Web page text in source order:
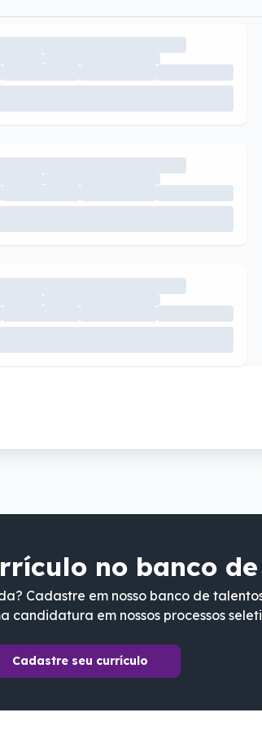
no banco
Cadastre em nosso banco de
candidatura em nossos processos
Cadastre seu currículo